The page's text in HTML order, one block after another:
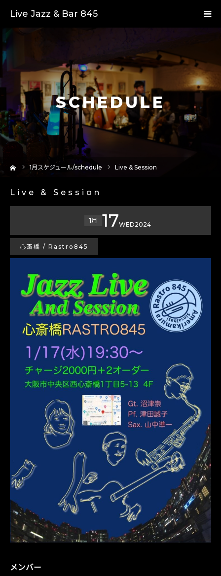
Live Jazz & Bar 845
SCHEDULE
1月スケジュール/schedule Live & Session
Live & Session
1月 17WED2024
心斎橋 / Rastro845
メンバー